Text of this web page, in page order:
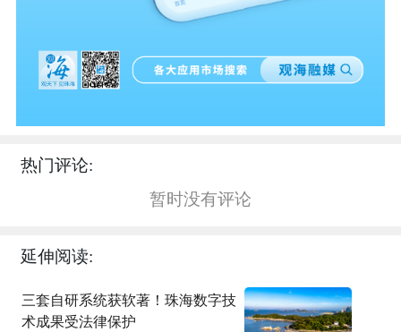
热门评论:
暂时没有评论
延伸阅读:
三套自研系统获软著！珠海数字技
术成果受法律保护